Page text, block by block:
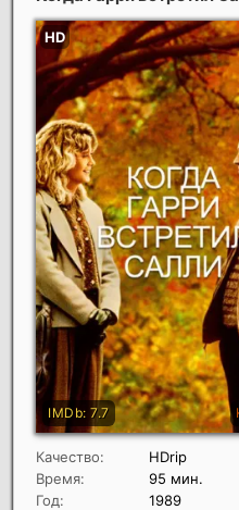
Качество:
HDrip
Время:
95 мин.
Год:
1989